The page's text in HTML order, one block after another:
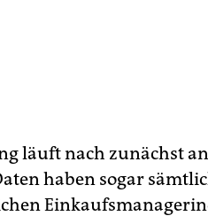
läuft nach zunächst
haben sogar